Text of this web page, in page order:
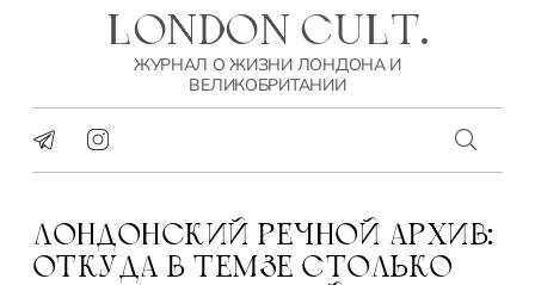
LONDON CULT.
ЖУРНАЛ О ЖИЗНИ ЛОНДОНА И
ВЕЛИКОБРИТАНИИ
ЛОНДОНСКИЙ РЕЧНОЙ АРХИВ:
ОТКУДА В ТЕМЗЕ СТОЛЬКО